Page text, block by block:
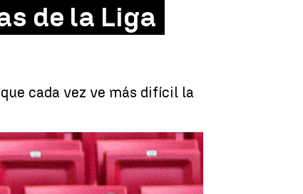
de la Liga
cada vez ve más difícil la